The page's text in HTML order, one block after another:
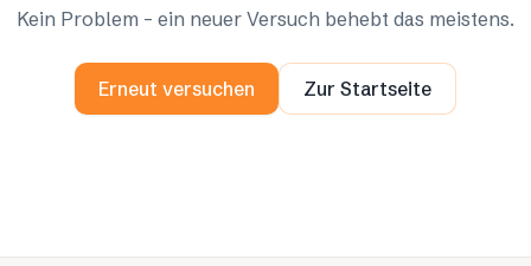
Kein Problem – ein neuer Versuch behebt das meistens.
Erneut versuchen Zur Startseite